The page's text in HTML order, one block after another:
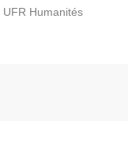
UFR Humanités